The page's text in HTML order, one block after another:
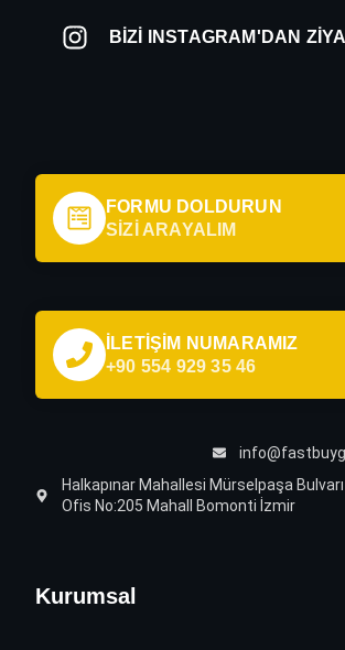
BIZI INSTAGRAM'DAN
Kurumsal
FORMU DOLDURUN
SİZİ ARAYALIM
İLETİŞİM NUMARAMIZ
+90 554 929 35 46
Halkapınar Mahallesi Mürselpaşa
Ofis No:205 Mahall Bomonti İzmir